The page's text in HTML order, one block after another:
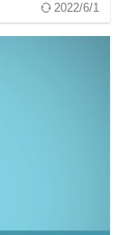
2022/6/1